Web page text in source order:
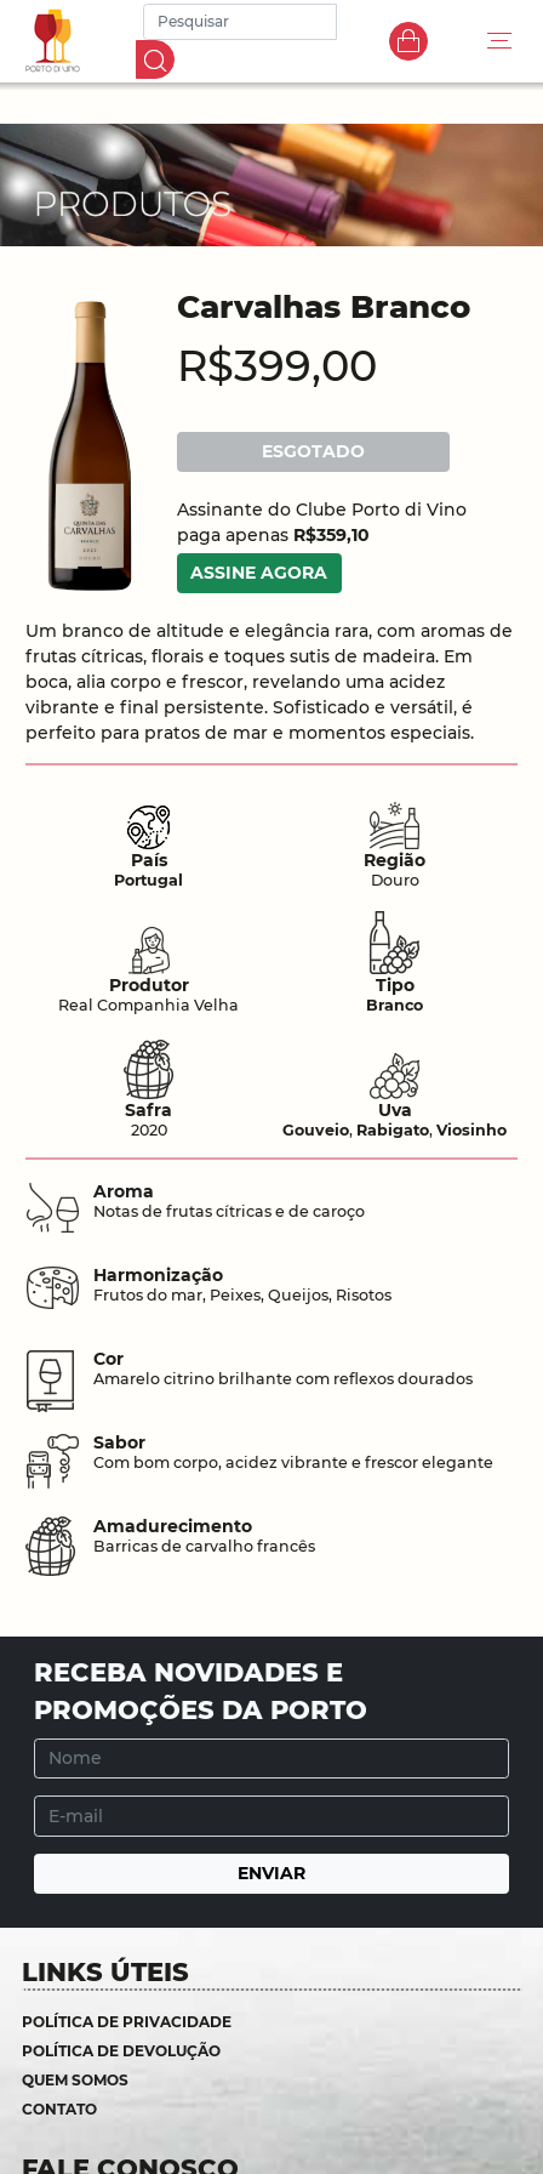
Carvalhas Branco
R$399,00
ESGOTADO
Assinante do Clube Porto di Vino
paga apenas R$359,10
ASSINE AGORA
Um branco de altitude e elegância rara, com aromas de
frutas cítricas, florais e toques sutis de madeira. Em
boca, alia corpo e frescor, revelando uma acidez
vibrante e final persistente. Sofisticado e versátil, é
perfeito para pratos de mar e momentos especiais.
País
Portugal
Região
Douro
Produtor
Real Companhia Velha
Tipo
Branco
Safra
2020
Uva
Gouveio, Rabigato, Viosinho
Aroma
Notas de frutas cítricas e de caroço
Harmonização
Frutos do mar, Peixes, Queijos, Risotos
Cor
Amarelo citrino brilhante com reflexos dourados
Sabor
Com bom corpo, acidez vibrante e frescor elegante
Amadurecimento
Barricas de carvalho francês
RECEBA NOVIDADES E
PROMOÇÕES DA PORTO
LINKS ÚTEIS
POLÍTICA DE PRIVACIDADE
POLÍTICA DE DEVOLUÇÃO
QUEM SOMOS
CONTATO